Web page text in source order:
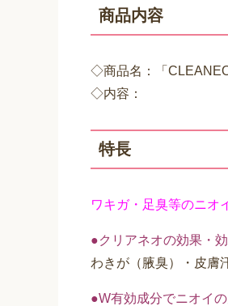
商品内容
◇商品名：「
◇内容：
特長
ワキガ・足臭等のニオ
●クリアネオの効果・
わきが（腋臭）・皮膚
●W有効成分でニオイ